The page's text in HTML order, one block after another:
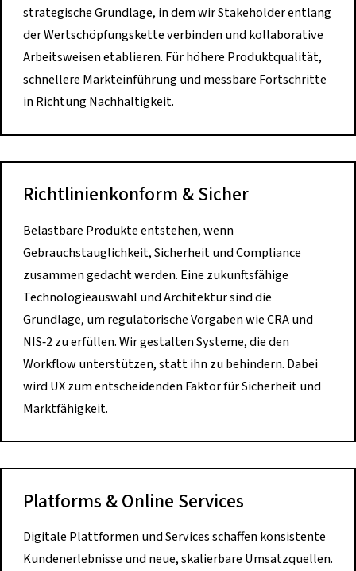
strategische Grundlage, in dem wir Stakeholder entlang
der Wertschöpfungskette verbinden und kollaborative
Arbeitsweisen etablieren. Für höhere Produktqualität,
schnellere Markteinführung und messbare Fortschritte
in Richtung Nachhaltigkeit.
Richtlinienkonform & Sicher
Belastbare Produkte entstehen, wenn
Gebrauchstauglichkeit, Sicherheit und Compliance
zusammen gedacht werden. Eine zukunftsfähige
Technologieauswahl und Architektur sind die
Grundlage, um regulatorische Vorgaben wie CRA und
NIS‑2 zu erfüllen. Wir gestalten Systeme, die den
Workflow unterstützen, statt ihn zu behindern. Dabei
wird UX zum entscheidenden Faktor für Sicherheit und
Marktfähigkeit.
Platforms & Online Services
Digitale Plattformen und Services schaffen konsistente
Kundenerlebnisse und neue, skalierbare Umsatzquellen.